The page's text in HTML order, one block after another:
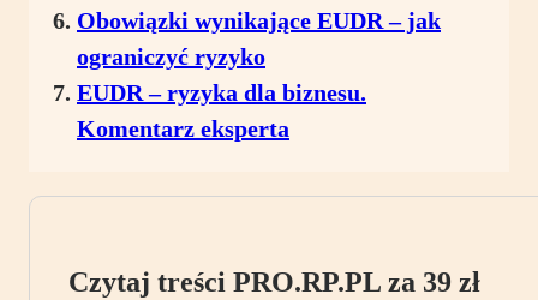
Obowiązki wynikające EUDR – jak
ograniczyć ryzyko
EUDR – ryzyka dla biznesu.
Komentarz eksperta
Czytaj treści PRO.RP.PL za 39 zł